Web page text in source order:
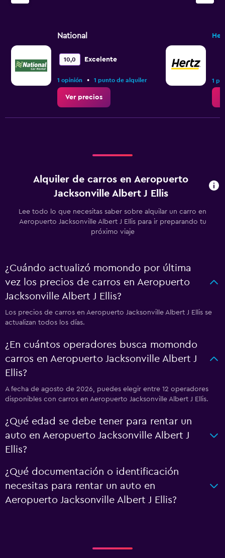
National
10,0 Excelente
1 opinión • 1 punto de alquiler
Ver precios
1
Alquiler de carros en Aeropuerto
Jacksonville Albert J Ellis
Lee todo lo que necesitas saber sobre alquilar un carro en
Aeropuerto Jacksonville Albert J Ellis para ir preparando tu
próximo viaje
¿Cuándo actualizó momondo por última
vez los precios de carros en Aeropuerto
Jacksonville Albert J Ellis?
Los precios de carros en Aeropuerto Jacksonville Albert J Ellis se
actualizan todos los días.
¿En cuántos operadores busca momondo
carros en Aeropuerto Jacksonville Albert J
Ellis?
A fecha de agosto de 2026, puedes elegir entre 12 operadores
disponibles con carros en Aeropuerto Jacksonville Albert J Ellis.
¿Qué edad se debe tener para rentar un
auto en Aeropuerto Jacksonville Albert J
Ellis?
¿Qué documentación o identificación
necesitas para rentar un auto en
Aeropuerto Jacksonville Albert J Ellis?